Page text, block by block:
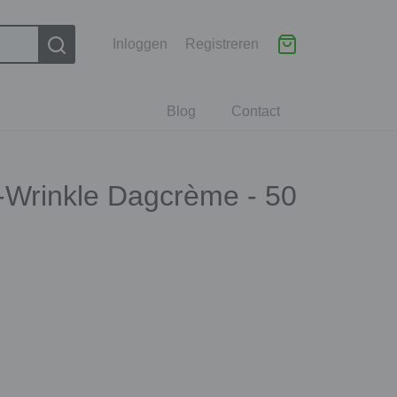
Inloggen Registreren
Contact
Blog
Dagcrème - 50